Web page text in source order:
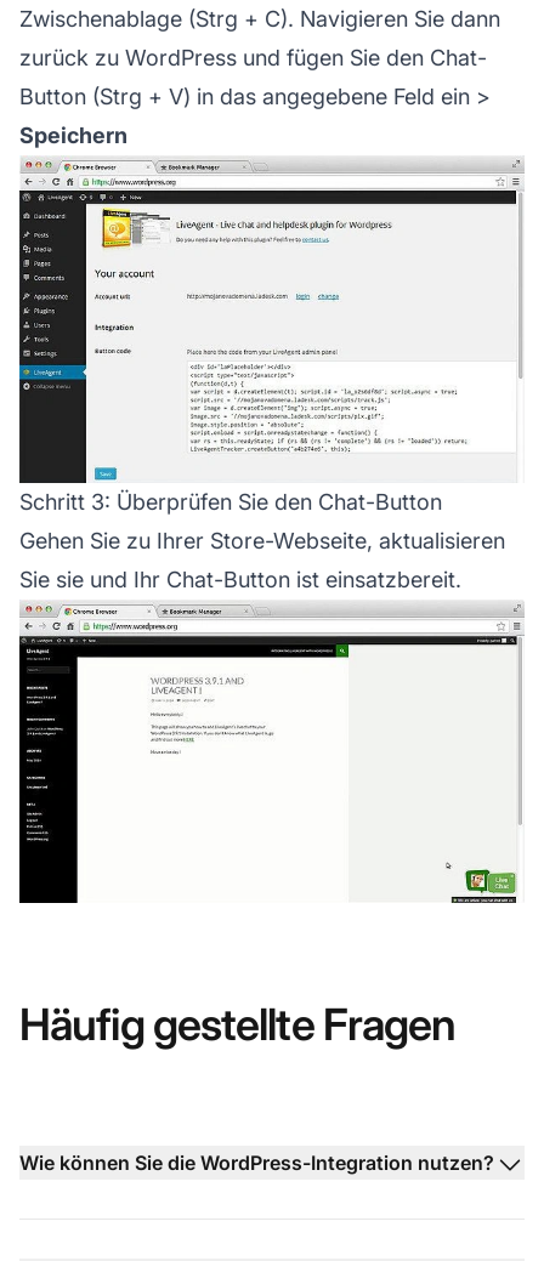
Zwischenablage (Strg + C). Navigieren Sie dann
zurück zu WordPress und fügen Sie den Chat-
Button (Strg + V) in das angegebene Feld ein >
Speichern
Schritt 3: Überprüfen Sie den Chat-Button
Gehen Sie zu Ihrer Store-Webseite, aktualisieren
Sie sie und Ihr Chat-Button ist einsatzbereit.
Häufig gestellte Fragen
Wie können Sie die WordPress-Integration nutzen?